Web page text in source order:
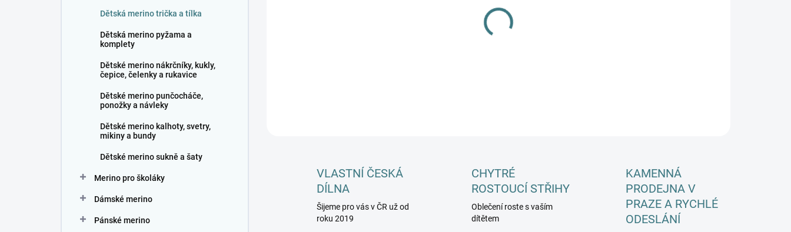
Dětská merino trička a tílka
Dětská merino pyžama a
komplety
Dětské merino nákrčníky, kukly,
čepice, čelenky a rukavice
Dětské merino punčocháče,
ponožky a návleky
Dětské merino kalhoty, svetry,
mikiny a bundy
Dětské merino sukně a šaty
Merino pro školáky
Dámské merino
Pánské merino
MŮŽEME DORUČIT DO:
VLASTNÍ ČESKÁ
DÍLNA
Šijeme pro vás v ČR už od
roku 2019
CHYTRÉ
ROSTOUCÍ STŘIHY
Oblečení roste s vaším
dítětem
KAMENNÁ
PRODEJNA V
PRAZE A RYCHLÉ
ODESLÁNÍ